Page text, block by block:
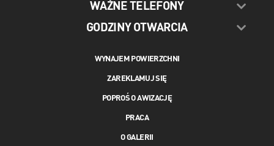
WAŻNE TELEFONY
GODZINY OTWARCIA
WYNAJEM POWIERZCHNI
ZAREKLAMUJ SIĘ
POPROŚ O AWIZACJĘ
PRACA
O GALERII